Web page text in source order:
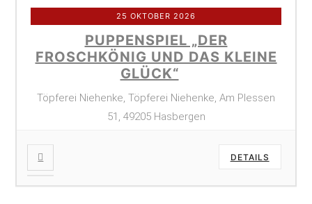
25 OKTOBER 2026
PUPPENSPIEL „DER
FROSCHKÖNIG UND DAS KLEINE
GLÜCK“
Töpferei Niehenke, Töpferei Niehenke, Am Plessen
51, 49205 Hasbergen
DETAILS